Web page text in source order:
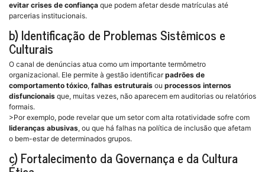
evitar crises de confiança que podem afetar desde matrículas até
parcerias institucionais.
b) Identificação de Problemas Sistêmicos e
Culturais
O canal de denúncias atua como um importante termômetro
organizacional. Ele permite à gestão identificarpadrões de
comportamento tóxico, falhas estruturais ou processos internos
disfuncionais que, muitas vezes, não aparecem em auditorias ou relatórios
formais.
>Por exemplo, pode revelar que um setor com alta rotatividade sofre com
lideranças abusivas, ou que há falhas na política de inclusão que afetam
o bem-estar de determinados grupos.
c) Fortalecimento da Governança e da Cultura